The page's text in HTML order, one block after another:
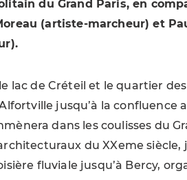
du Grand Paris, en
(artiste-marcheur) et
lac de Créteil et le quartier
jusqu’à la confluence
dans les coulisses du
du XXeme siècle,
fluviale jusqu’à Bercy,